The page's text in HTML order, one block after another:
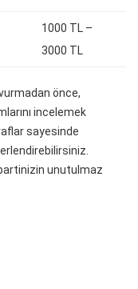
1000 TL –
3000 TL
önce,
incelemek
sayesinde
unutulmaz